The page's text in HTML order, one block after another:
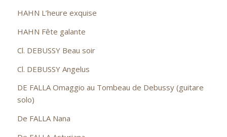
HAHN L’heure exquise
HAHN Fête galante
Cl. DEBUSSY Beau soir
Cl. DEBUSSY Angelus
DE FALLA Omaggio au Tombeau de Debussy (guitare
solo)
De FALLA Nana